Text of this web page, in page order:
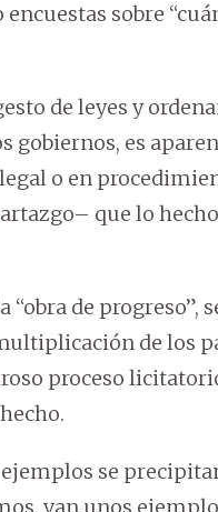
sobre
de leyes y
gobiernos, es
o en
que lo
“obra de progreso”,
de los
proceso
se